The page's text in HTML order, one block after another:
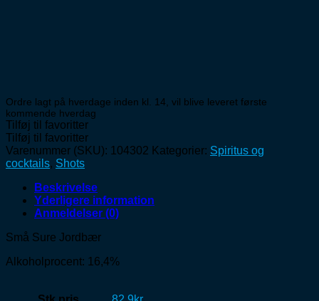
Ordre lagt på hverdage inden kl. 14, vil blive leveret første
kommende hverdag
Tilføj til favoritter
Tilføj til favoritter
Varenummer (SKU): 104302 Kategorier: Spiritus og
cocktails, Shots
Beskrivelse
Yderligere information
Anmeldelser (0)
Små Sure Jordbær
Alkoholprocent: 16,4%